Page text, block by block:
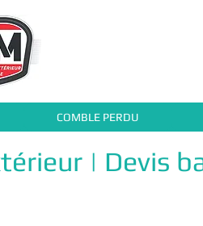
COMBLE PERDU
| Devis